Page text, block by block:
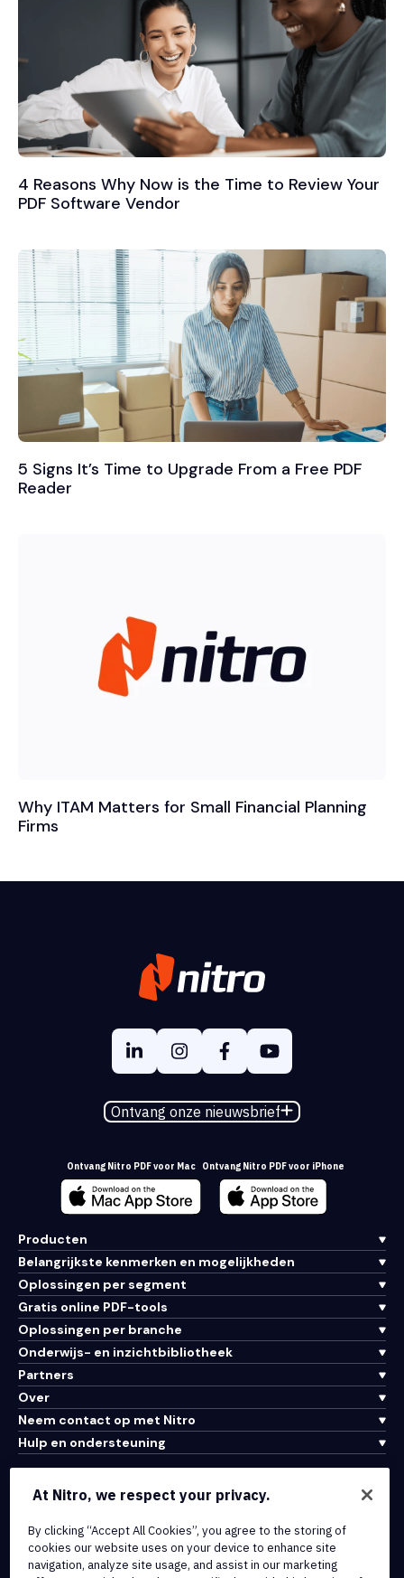
4 Reasons Why Now is the Time to Review Your
PDF Software Vendor
5 Signs It’s Time to Upgrade From a Free PDF
Reader
Why ITAM Matters for Small Financial Planning
Firms
Ontvang onze nieuwsbrief
Ontvang Nitro PDF voor Mac Ontvang Nitro PDF voor iPhone
Producten
Belangrijkste kenmerken en mogelijkheden
Oplossingen per segment
Gratis online PDF-tools
Oplossingen per branche
Onderwijs- en inzichtbibliotheek
Partners
Over
Neem contact op met Nitro
Hulp en ondersteuning
Integraties en API-connectiviteit
Cookiebeleid
Copyrightbeleid
Alle voorwaarden en beleidsmaatregelen
At Nitro, we respect your privacy.
By clicking “Accept All Cookies”, you agree to the storing of
cookies our website uses on your device to enhance site
navigation, analyze site usage, and assist in our marketing